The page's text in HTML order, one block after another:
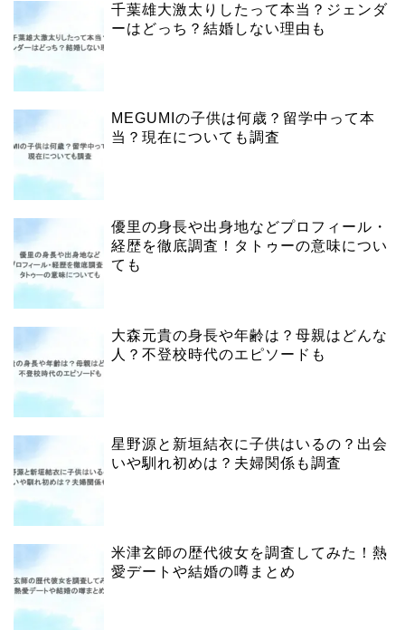
千葉雄大激太りしたって本当？ジェンダ
ーはどっち？結婚しない理由も
MEGUMIの子供は何歳？留学中って本
当？現在についても調査
優里の身長や出身地などプロフィール・
経歴を徹底調査！タトゥーの意味につい
ても
大森元貴の身長や年齢は？母親はどんな
人？不登校時代のエピソードも
星野源と新垣結衣に子供はいるの？出会
いや馴れ初めは？夫婦関係も調査
米津玄師の歴代彼女を調査してみた！熱
愛デートや結婚の噂まとめ